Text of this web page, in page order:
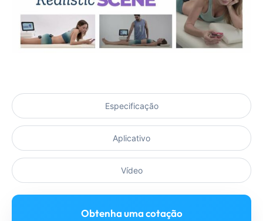
Especificação
Aplicativo
Vídeo
Obtenha uma cotação